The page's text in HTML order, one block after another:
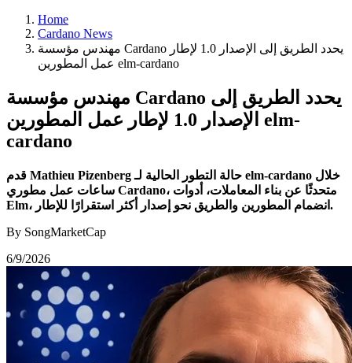
Home
Cardano News
مهندس مؤسسة Cardano يحدد الطريق إلى الإصدار 1.0 لإطار
عمل المطورين elm-cardano
مهندس مؤسسة Cardano يحدد الطريق إلى
الإصدار 1.0 لإطار عمل المطورين elm-
cardano
قدم Mathieu Pizenberg حالة التطور الحالية لـ elm-cardano خلال
ساعات عمل مطوري Cardano، متحدثًا عن بناء المعاملات، أدوات
Elm، انضمام المطورين والطريق نحو إصدار أكثر استقرارًا للإطار.
By SongMarketCap
6/9/2026